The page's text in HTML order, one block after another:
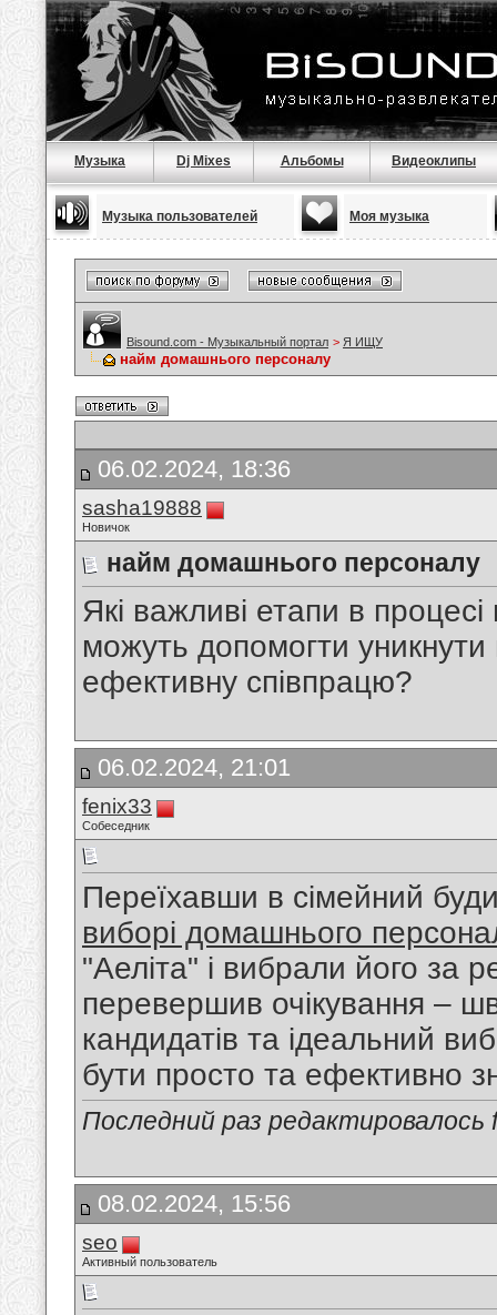
Музыка Dj Mixes Альбомы Видеоклипы
Музыка пользователей Моя музыка
Bisound.com - Музыкальный портал > Я ИЩУ
найм домашнього персоналу
06.02.2024, 18:36
sasha19888
Новичок
найм домашнього персоналу
Які важливі етапи в
можуть допомогти
ефективну співпрацю?
06.02.2024, 21:01
fenix33
Собеседник
Переїхавши в сімейний
виборі домашнього
"Аеліта" і вибрали його за
перевершив очікування –
кандидатів та ідеальний
бути просто та ефективно
Последний раз
08.02.2024, 15:56
seo
Активный пользователь